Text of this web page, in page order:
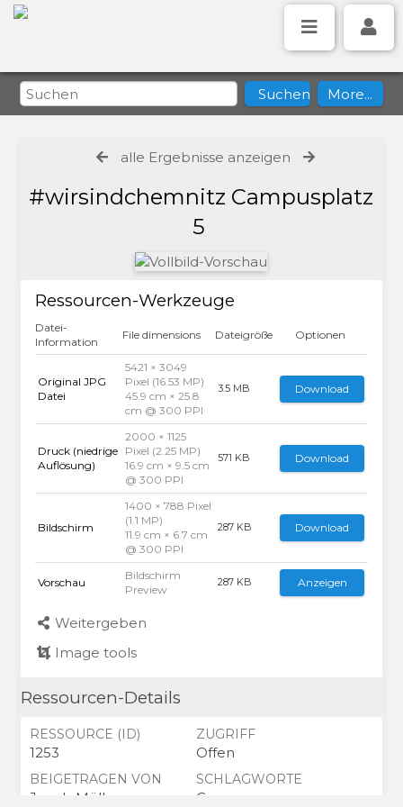
alle Ergebnisse anzeigen
#wirsindchemnitz Campusplatz
5
Ressourcen-Werkzeuge
Datei-
Information
File dimensions Dateigröße Optionen
Original JPG
Datei
5421 × 3049
Pixel (16.53 MP)
45.9 cm × 25.8
cm @ 300 PPI
3.5 MB Download
Druck (niedrige
Auflösung)
2000 × 1125
Pixel (2.25 MP)
16.9 cm × 9.5 cm
@ 300 PPI
571 KB Download
Bildschirm
1400 × 788 Pixel
(1.1 MP)
11.9 cm × 6.7 cm
@ 300 PPI
287 KB Download
Vorschau
Bildschirm
Preview
287 KB Anzeigen
Weitergeben
Image tools
Ressourcen-Details
RESSOURCE (ID)
1253
ZUGRIFF
Offen
BEIGETRAGEN VON
Jacob Müller
SCHLAGWORTE
Campus,